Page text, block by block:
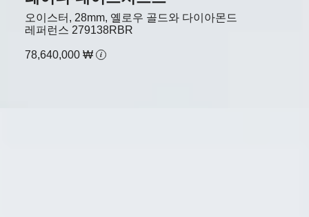
오이스터, 28mm, 옐로우 골드와 다이아몬드
레퍼런스 279138RBR
78,640,000 ₩